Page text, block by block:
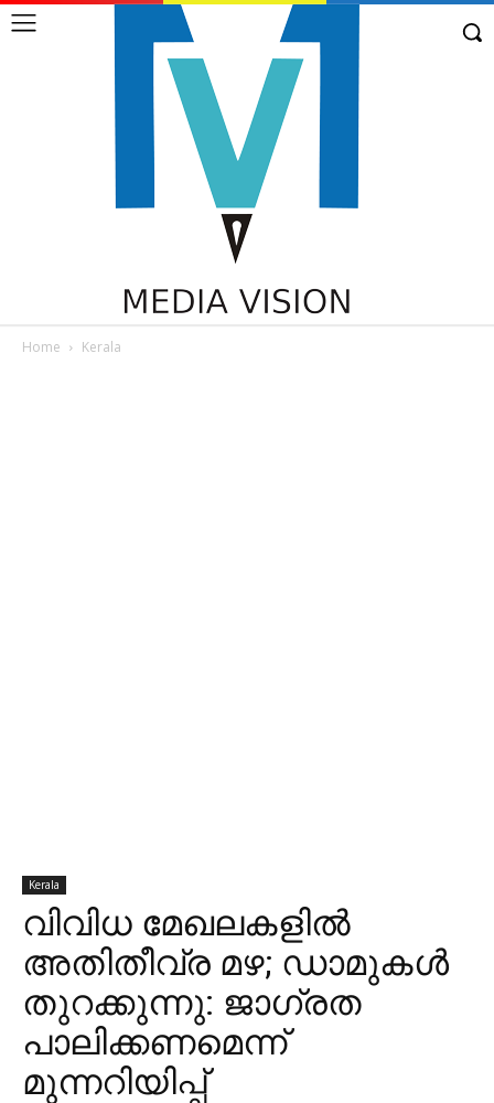
Home Kerala
Kerala
വിവിധ മേഖലകളില്‍
അതിതീവ്ര മഴ; ഡാമുകള്‍
തുറക്കുന്നു: ജാഗ്രത
പാലിക്കണമെന്ന്
മുന്നറിയിപ്പ്